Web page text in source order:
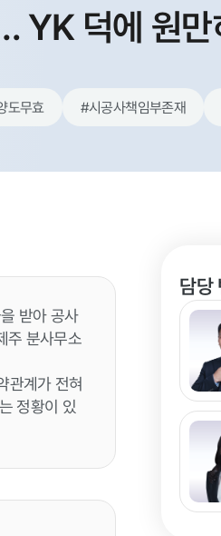
YK 덕에 원
도무효 #시공사책임부존재
받아 공사
주 분사무소
관계가 전혀
정황이 있
담당